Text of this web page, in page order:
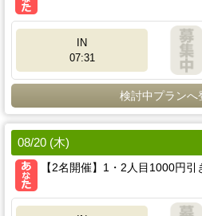
IN
07:31
検討中プランへ
08/20 (木)
【2名開催】1・2人目1000円引